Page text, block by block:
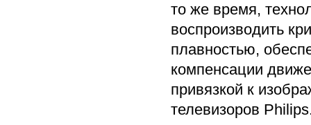
то же время,
воспроизводить
плавностью,
компенсации
привязкой к
телевизоров